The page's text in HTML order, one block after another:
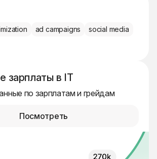
ad campaigns
social media
зарплаты в IT
по зарплатам и грейдам
Посмотреть